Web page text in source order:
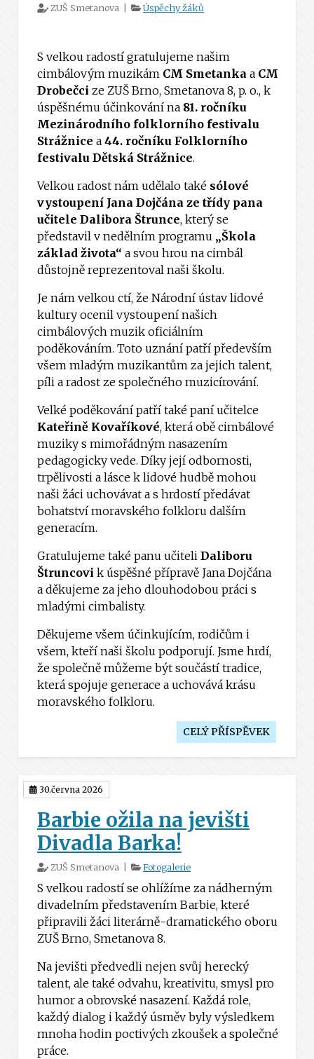
ZUŠ Smetanova | Úspěchy žáků
S velkou radostí gratulujeme našim
cimbálovým muzikám CM Smetanka a CM
Drobečci ze ZUŠ Brno, Smetanova 8, p. o., k
úspěšnému účinkování na 81. ročníku
Mezinárodního folklorního festivalu
Strážnice a 44. ročníku Folklorního
festivalu Dětská Strážnice.
Velkou radost nám udělalo také sólové
vystoupení Jana Dojčána ze třídy pana
učitele Dalibora Štrunce, který se
představil v nedělním programu „Škola
základ života“ a svou hrou na cimbál
důstojně reprezentoval naši školu.
Je nám velkou ctí, že Národní ústav lidové
kultury ocenil vystoupení našich
cimbálových muzik oficiálním
poděkováním. Toto uznání patří především
všem mladým muzikantům za jejich talent,
píli a radost ze společného muzicírování.
Velké poděkování patří také paní učitelce
Kateřině Kovaříkové, která obě cimbálové
muziky s mimořádným nasazením
pedagogicky vede. Díky její odbornosti,
trpělivosti a lásce k lidové hudbě mohou
naši žáci uchovávat a s hrdostí předávat
bohatství moravského folkloru dalším
generacím.
Gratulujeme také panu učiteli Daliboru
Štruncovi k úspěšné přípravě Jana Dojčána
a děkujeme za jeho dlouhodobou práci s
mladými cimbalisty.
Děkujeme všem účinkujícím, rodičům i
všem, kteří naši školu podporují. Jsme hrdí,
že společně můžeme být součástí tradice,
která spojuje generace a uchovává krásu
moravského folkloru.
CELÝ PŘÍSPĚVEK
30.června 2026
Barbie ožila na jevišti
Divadla Barka!
ZUŠ Smetanova | Fotogalerie
S velkou radostí se ohlížíme za nádherným
divadelním představením Barbie, které
připravili žáci literárně-dramatického oboru
ZUŠ Brno, Smetanova 8.
Na jevišti předvedli nejen svůj herecký
talent, ale také odvahu, kreativitu, smysl pro
humor a obrovské nasazení. Každá role,
každý dialog i každý úsměv byly výsledkem
mnoha hodin poctivých zkoušek a společné
práce.